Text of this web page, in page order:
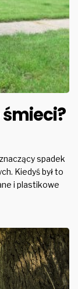
spadek
Kiedyś był to
i plastikowe